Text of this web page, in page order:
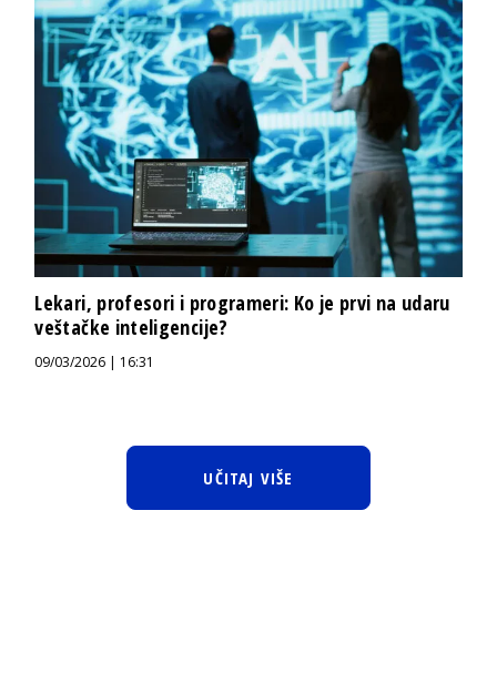
Lekari, profesori i programeri: Ko je prvi na udaru
veštačke inteligencije?
09/03/2026 | 16:31
UČITAJ VIŠE